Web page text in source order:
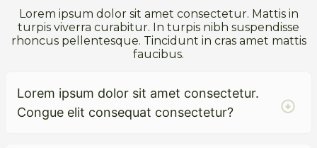
Lorem ipsum dolor sit amet consectetur. Mattis in
turpis viverra curabitur. In turpis nibh suspendisse
rhoncus pellentesque. Tincidunt in cras amet mattis
faucibus.
Lorem ipsum dolor sit amet consectetur.
Congue elit consequat consectetur?